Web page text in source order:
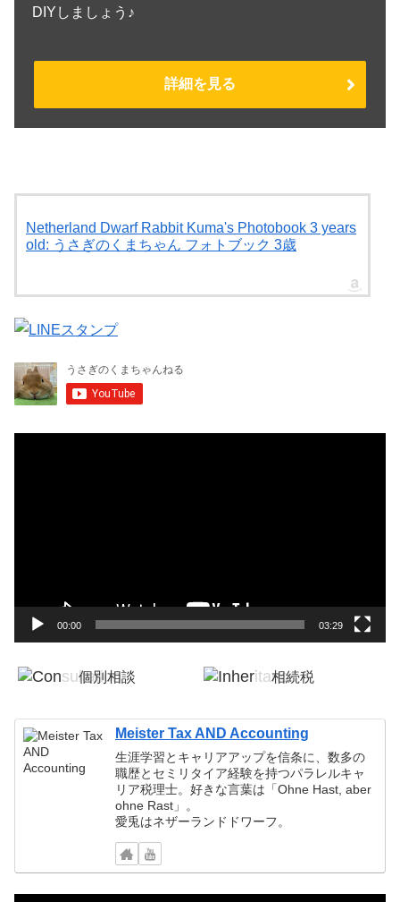
DIYしましょう♪
詳細を見る
Netherland Dwarf Rabbit Kuma's Photobook 3 years
old: うさぎのくまちゃん フォトブック 3歳
00:00 03:29
個別相談
相続税
Meister Tax AND Accounting
生涯学習とキャリアアップを信条に、数多の
職歴とセミリタイア経験を持つパラレルキャ
リア税理士。好きな言葉は「Ohne Hast, aber
ohne Rast」。
愛兎はネザーランドドワーフ。